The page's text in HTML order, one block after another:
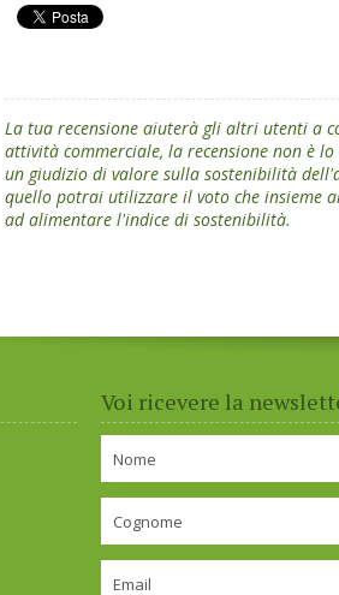
La tua recensione aiuterà gli altri utenti a
attività commerciale, la recensione non è
un giudizio di valore sulla sostenibilità
quello potrai utilizzare il voto che insieme
ad alimentare l'indice di sostenibilità.
Voi ricevere la